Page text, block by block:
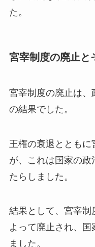
た。
宮宰制度の廃止と
宮宰制度の廃止は、
の結果でした。
王権の衰退とともに
が、これは国家の政
たらしました。
結果として、宮宰制
よって廃止され、国
ました。